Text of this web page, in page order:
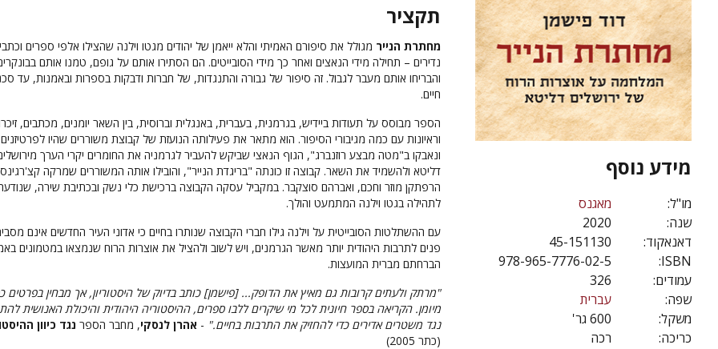
מידע נוסף
מו"ל:
מאגנס
שנה:
2020
דאנאקוד:
45-151130
ISBN:
978-965-7776-02-5
עמודים:
326
שפה:
עברית
משקל:
600 גר'
כריכה:
רכה
תקציר
מחתרת הנייר מגולל את סיפורם האמיתי והלא ייאמן של יהודים מגטו וילנה שהצילו אלפי ספרים
נדירים – תחילה מידי הנאצים ואחר כך מידי הסובייטים. הם הסתירו אותם על גופם, טמנו אותם
והבריחו אותם מעבר לגבול. זה סיפור של גבורה והתנגדות, של חברות ודבקות בספרות ובאמנות, עד
חיים.
הספר מבוסס על תעודות ביידיש, בגרמנית, בעברית, באנגלית וברוסית, בין השאר יומנים, מכתבים,
וראיונות עם כמה מגיבורי הסיפור. הוא מתאר את פעילותה הנועזת של קבוצת משוררים שהיו לפרטיזנים
ונאבקו ב"מטה מבצע רוזנברג", הגוף הנאצי שביקש להעביר לגרמניה את החומרים יקרי הערך
דליטא ולהשמיד את השאר. קבוצה זו כונתה "בריגדת הנייר", והובילו אותה המשוררים שמרקה
הרפתקן מוזר וחכם, ואברהם סוצקבר. במקביל עסקה הקבוצה ברכישת כלי נשק ובכתיבת שירה,
לתהילה בגטו וילנה המתמעט והולך.
עם ההשתלטות הסובייטית על וילנה גילו חברי הקבוצה שנותרו בחיים כי אדוני העיר החדשים אינם
פנים לתרבות היהודית יותר מאשר הגרמנים, ויש לשוב ולהציל את אוצרות הרוח שנמצאו במטמונים
הברחתם מברית המועצות.
"מרתק ולעתים קרובות גם מאיץ את הדופק... [פישמן] כותב בדיוק של היסטוריון, אך מבחין בפרטים
מיומן. הקריאה בספר חיונית לכל מי שיקרים ללבו ספרים, ההיסטוריה היהודית והיכולת האנושית
נגד משטרים אדירים כדי להחזיק את התרבות בחיים." - אהרן לנסקי, מחבר הספר נגד כיוון
(כתר 2005)